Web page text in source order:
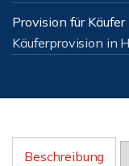
Provision für Käufer
Käuferprovision in
Beschreibung